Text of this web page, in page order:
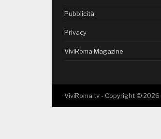
Pubblicità
Privacy
ViviRoma Magazine
ViviRoma.tv - Copyright © 2026